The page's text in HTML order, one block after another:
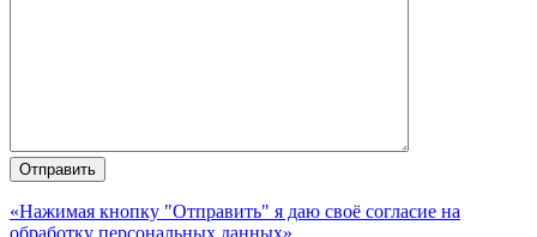
«Нажимая кнопку "Отправить" я даю своё согласие на